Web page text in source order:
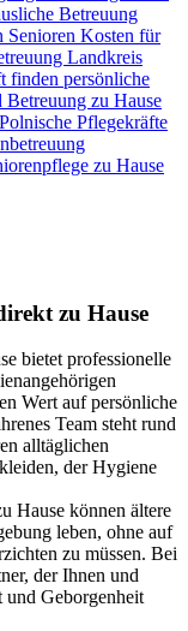
Betreuung
Senioren Kosten für
Landkreis
finden persönliche
Betreuung zu Hause
Polnische Pflegekräfte
zu Hause
zu Hause
bietet professionelle
Wert auf persönliche
Team steht rund
alltäglichen
der Hygiene
Hause können ältere
leben, ohne auf
zu müssen. Bei
der Ihnen und
Geborgenheit